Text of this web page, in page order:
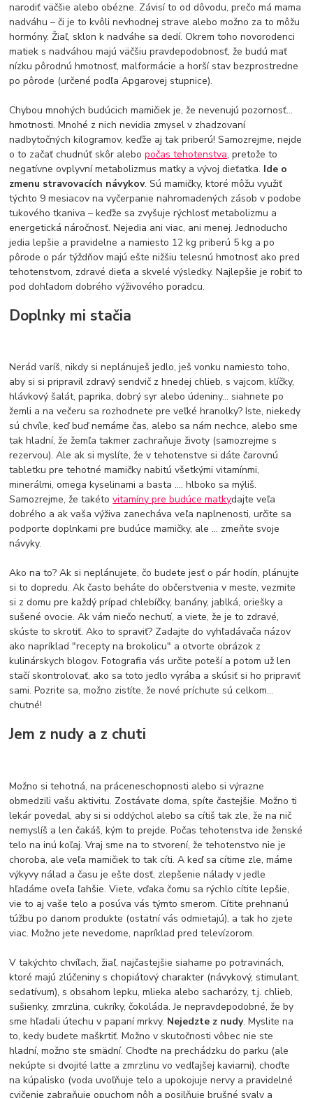
narodiť väčšie alebo obézne. Závisí to od dôvodu, prečo má mama
nadváhu – či je to kvôli nevhodnej strave alebo možno za to môžu
hormóny. Žiaľ, sklon k nadváhe sa dedí. Okrem toho novorodenci
matiek s nadváhou majú väčšiu pravdepodobnosť, že budú mať
nízku pôrodnú hmotnosť, malformácie a horší stav bezprostredne
po pôrode (určené podľa Apgarovej stupnice).
Chybou mnohých budúcich mamičiek je, že nevenujú pozornosť...
hmotnosti. Mnohé z nich nevidia zmysel v zhadzovaní
nadbytočných kilogramov, keďže aj tak priberú! Samozrejme, nejde
o to začať chudnúť skôr alebopočas tehotenstva, pretože to
negatívne ovplyvní metabolizmus matky a vývoj dieťatka. Ide o
zmenu stravovacích návykov. Sú mamičky, ktoré môžu využiť
týchto 9 mesiacov na vyčerpanie nahromadených zásob v podobe
tukového tkaniva – keďže sa zvyšuje rýchlosť metabolizmu a
energetická náročnosť. Nejedia ani viac, ani menej. Jednoducho
jedia lepšie a pravidelne a namiesto 12 kg priberú 5 kg a po
pôrode o pár týždňov majú ešte nižšiu telesnú hmotnosť ako pred
tehotenstvom, zdravé dieťa a skvelé výsledky. Najlepšie je robiť to
pod dohľadom dobrého výživového poradcu.
Doplnky mi stačia
Nerád varíš, nikdy si neplánuješ jedlo, ješ vonku namiesto toho,
aby si si pripravil zdravý sendvič z hnedej chlieb, s vajcom, klíčky,
hlávkový šalát, paprika, dobrý syr alebo údeniny... siahnete po
žemli a na večeru sa rozhodnete pre veľké hranolky? Iste, niekedy
sú chvíle, keď buď nemáme čas, alebo sa nám nechce, alebo sme
tak hladní, že žemľa takmer zachraňuje životy (samozrejme s
rezervou). Ale ak si myslíte, že v tehotenstve si dáte čarovnú
tabletku pre tehotné mamičky nabitú všetkými vitamínmi,
minerálmi, omega kyselinami a basta .... hlboko sa mýliš.
Samozrejme, že takétovitamíny pre budúce matkydajte veľa
dobrého a ak vaša výživa zanecháva veľa naplnenosti, určite sa
podporte doplnkami pre budúce mamičky, ale ... zmeňte svoje
návyky.
Ako na to? Ak si neplánujete, čo budete jesť o pár hodín, plánujte
si to dopredu. Ak často beháte do občerstvenia v meste, vezmite
si z domu pre každý prípad chlebíčky, banány, jablká, oriešky a
sušené ovocie. Ak vám niečo nechutí, a viete, že je to zdravé,
skúste to skrotiť. Ako to spraviť? Zadajte do vyhľadávača názov
ako napríklad "recepty na brokolicu" a otvorte obrázok z
kulinárskych blogov. Fotografia vás určite poteší a potom už len
stačí skontrolovať, ako sa toto jedlo vyrába a skúsiť si ho pripraviť
sami. Pozrite sa, možno zistíte, že nové príchute sú celkom...
chutné!
Jem z nudy a z chuti
Možno si tehotná, na práceneschopnosti alebo si výrazne
obmedzili vašu aktivitu. Zostávate doma, spíte častejšie. Možno ti
lekár povedal, aby si si oddýchol alebo sa cítiš tak zle, že na nič
nemyslíš a len čakáš, kým to prejde. Počas tehotenstva ide ženské
telo na inú koľaj. Vraj sme na to stvorení, že tehotenstvo nie je
choroba, ale veľa mamičiek to tak cíti. A keď sa cítime zle, máme
výkyvy nálad a času je ešte dosť, zlepšenie nálady v jedle
hľadáme oveľa ľahšie. Viete, vďaka čomu sa rýchlo cítite lepšie,
vie to aj vaše telo a posúva vás týmto smerom. Cítite prehnanú
túžbu po danom produkte (ostatní vás odmietajú), a tak ho zjete
viac. Možno jete nevedome, napríklad pred televízorom.
V takýchto chvíľach, žiaľ, najčastejšie siahame po potravinách,
ktoré majú zlúčeniny s chopiátový charakter (návykový, stimulant,
sedatívum), s obsahom lepku, mlieka alebo sacharózy, t.j. chlieb,
sušienky, zmrzlina, cukríky, čokoláda. Je nepravdepodobné, že by
sme hľadali útechu v papaní mrkvy. Nejedzte z nudy. Myslite na
to, kedy budete maškrtiť. Možno v skutočnosti vôbec nie ste
hladní, možno ste smädní. Choďte na prechádzku do parku (ale
nekúpte si dvojité latte a zmrzlinu vo vedľajšej kaviarni), choďte
na kúpalisko (voda uvoľňuje telo a upokojuje nervy a pravidelné
cvičenie zabraňuje opuchom nôh a posilňuje brušné svaly a